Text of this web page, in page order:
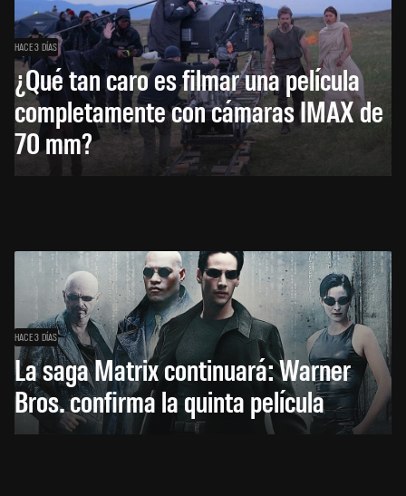
HACE 3 DÍAS
¿Qué tan caro es filmar una película
completamente con cámaras IMAX de
70 mm?
HACE 3 DÍAS
La saga Matrix continuará: Warner
Bros. confirma la quinta película